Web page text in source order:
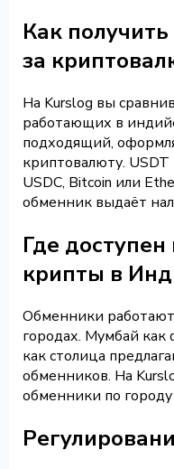
Как
за
На Kurslog вы
работающих в
подходящий,
криптовалюту.
USDC, Bitcoin или
обменник выдаёт
Где
крипты в
Обменники
городах. Мумбай
как столица
обменников. На
обменники по